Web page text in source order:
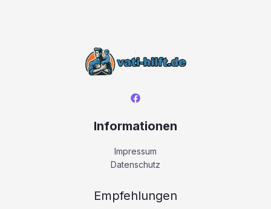
Informationen
Impressum
Datenschutz
Empfehlungen